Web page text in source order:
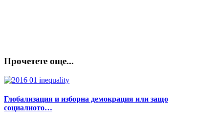
Прочетете още...
Глобализация и изборна демокрация или защо
социалното…